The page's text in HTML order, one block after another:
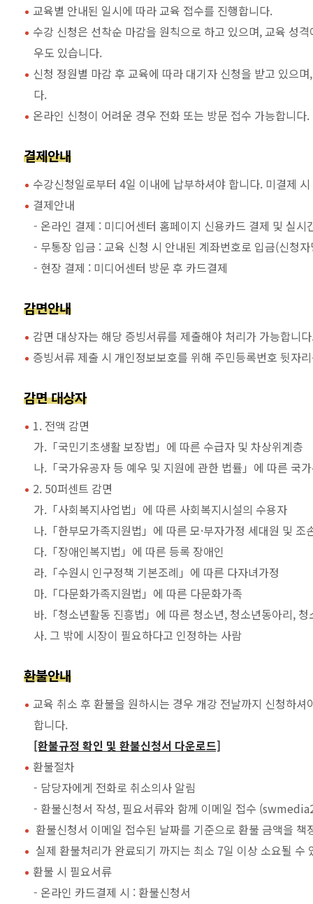
교육별 안내된 일시에 따라 교육 접수를 진행합니다.
수강 신청은 선착순 마감을 원칙으로 하고 있으며, 교육 성
우도 있습니다.
신청 정원별 마감 후 교육에 따라 대기자 신청을 받고 있으
다.
온라인 신청이 어려운 경우 전화 또는 방문 접수 가능합니다.
결제안내
수강신청일로부터 4일 이내에 납부하셔야 합니다. 미결제
결제안내
- 온라인 결제 : 미디어센터 홈페이지 신용카드 결제 및 실시
- 무통장 입금 : 교육 신청 시 안내된 계좌번호로 입금(신청
- 현장 결제 : 미디어센터 방문 후 카드결제
감면안내
감면 대상자는 해당 증빙서류를 제출해야 처리가 가능합니
증빙서류 제출 시 개인정보보호를 위해 주민등록번호 뒷자
감면 대상자
1. 전액 감면
가.「국민기초생활 보장법」에 따른 수급자 및 차상위계층
나.「국가유공자 등 예우 및 지원에 관한 법률」에 따른 국
2. 50퍼센트 감면
가.「사회복지사업법」에 따른 사회복지시설의 수용자
나.「한부모가족지원법」에 따른 모·부자가정 세대원 및 조
다.「장애인복지법」에 따른 등록 장애인
라.「수원시 인구정책 기본조례」에 따른 다자녀가정
마.「다문화가족지원법」에 따른 다문화가족
바.「청소년활동 진흥법」에 따른 청소년, 청소년동아리, 청
사. 그 밖에 시장이 필요하다고 인정하는 사람
환불안내
교육 취소 후 환불을 원하시는 경우 개강 전날까지 신청하
합니다.
[환불규정 확인 및 환불신청서 다운로드]
환불절차
- 담당자에게 전화로 취소의사 알림
- 환불신청서 작성, 필요서류와 함께 이메일 접수
환불신청서 이메일 접수된 날짜를 기준으로 환불 금액을 책
실제 환불처리가 완료되기 까지는 최소 7일 이상 소요될 수
환불 시 필요서류
- 온라인 카드결제 시 : 환불신청서